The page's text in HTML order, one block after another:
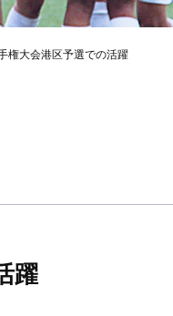
権大会港区予選での活躍
躍